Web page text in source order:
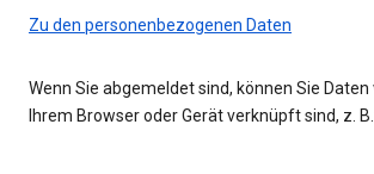
Zu den personenbezogenen Daten
Wenn Sie abgemeldet sind, können Sie
Ihrem Browser oder Gerät verknüpft sind, z.